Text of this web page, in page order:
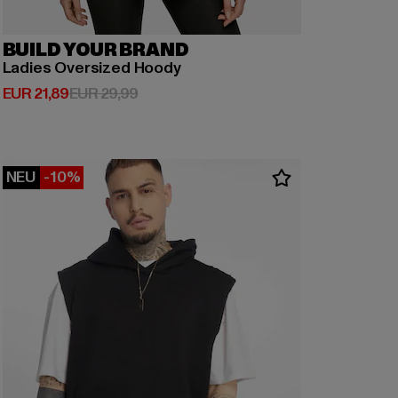
BUILD YOUR BRAND
Ladies Oversized Hoody
EUR 21,89
Derzeitiger Preis: EUR 21,89
EUR 29,99Aktionspreis: EUR 29,99
NEU -10%